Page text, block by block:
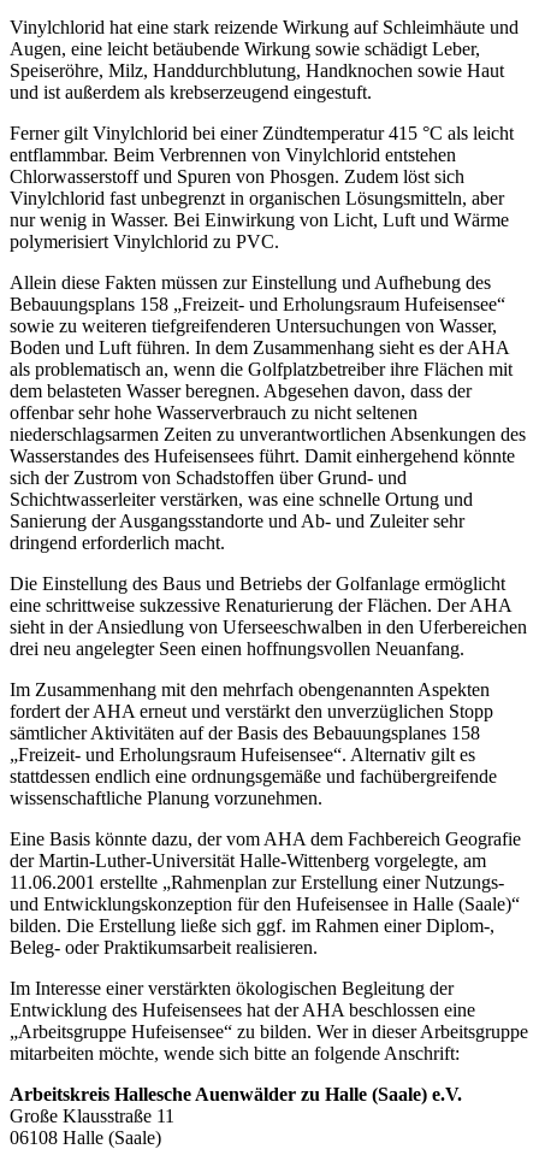
Vinylchlorid hat eine stark reizende Wirkung auf Schleimhäute und
Augen, eine leicht betäubende Wirkung sowie schädigt Leber,
Speiseröhre, Milz, Handdurchblutung, Handknochen sowie Haut
und ist außerdem als krebserzeugend eingestuft.
Ferner gilt Vinylchlorid bei einer Zündtemperatur 415 °C als leicht
entflammbar. Beim Verbrennen von Vinylchlorid entstehen
Chlorwasserstoff und Spuren von Phosgen. Zudem löst sich
Vinylchlorid fast unbegrenzt in organischen Lösungsmitteln, aber
nur wenig in Wasser. Bei Einwirkung von Licht, Luft und Wärme
polymerisiert Vinylchlorid zu PVC.
Allein diese Fakten müssen zur Einstellung und Aufhebung des
Bebauungsplans 158 „Freizeit- und Erholungsraum Hufeisensee“
sowie zu weiteren tiefgreifenderen Untersuchungen von Wasser,
Boden und Luft führen. In dem Zusammenhang sieht es der AHA
als problematisch an, wenn die Golfplatzbetreiber ihre Flächen mit
dem belasteten Wasser beregnen. Abgesehen davon, dass der
offenbar sehr hohe Wasserverbrauch zu nicht seltenen
niederschlagsarmen Zeiten zu unverantwortlichen Absenkungen des
Wasserstandes des Hufeisensees führt. Damit einhergehend könnte
sich der Zustrom von Schadstoffen über Grund- und
Schichtwasserleiter verstärken, was eine schnelle Ortung und
Sanierung der Ausgangsstandorte und Ab- und Zuleiter sehr
dringend erforderlich macht.
Die Einstellung des Baus und Betriebs der Golfanlage ermöglicht
eine schrittweise sukzessive Renaturierung der Flächen. Der AHA
sieht in der Ansiedlung von Uferseeschwalben in den Uferbereichen
drei neu angelegter Seen einen hoffnungsvollen Neuanfang.
Im Zusammenhang mit den mehrfach obengenannten Aspekten
fordert der AHA erneut und verstärkt den unverzüglichen Stopp
sämtlicher Aktivitäten auf der Basis des Bebauungsplanes 158
„Freizeit- und Erholungsraum Hufeisensee“. Alternativ gilt es
stattdessen endlich eine ordnungsgemäße und fachübergreifende
wissenschaftliche Planung vorzunehmen.
Eine Basis könnte dazu, der vom AHA dem Fachbereich Geografie
der Martin-Luther-Universität Halle-Wittenberg vorgelegte, am
11.06.2001 erstellte „Rahmenplan zur Erstellung einer Nutzungs-
und Entwicklungskonzeption für den Hufeisensee in Halle (Saale)“
bilden. Die Erstellung ließe sich ggf. im Rahmen einer Diplom-,
Beleg- oder Praktikumsarbeit realisieren.
Im Interesse einer verstärkten ökologischen Begleitung der
Entwicklung des Hufeisensees hat der AHA beschlossen eine
„Arbeitsgruppe Hufeisensee“ zu bilden. Wer in dieser Arbeitsgruppe
mitarbeiten möchte, wende sich bitte an folgende Anschrift:
Arbeitskreis Hallesche Auenwälder zu Halle (Saale) e.V.
Große Klausstraße 11
06108 Halle (Saale)